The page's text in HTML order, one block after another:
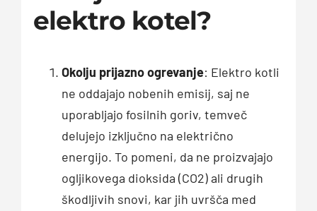
elektro kotel?
Okolju prijazno ogrevanje: Elektro kotli
ne oddajajo nobenih emisij, saj ne
uporabljajo fosilnih goriv, temveč
delujejo izključno na električno
energijo. To pomeni, da ne proizvajajo
ogljikovega dioksida (CO2) ali drugih
škodljivih snovi, kar jih uvršča med